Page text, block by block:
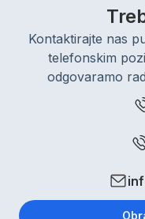
Kontaktirajte nas
telefonskim
odgovaramo